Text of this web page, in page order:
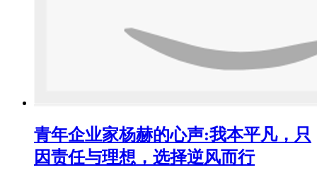
青年企业家杨赫的心声:我本平凡，只
因责任与理想，选择逆风而行